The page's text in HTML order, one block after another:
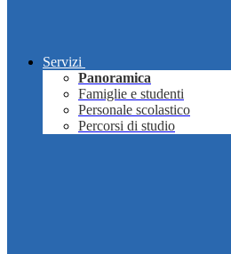
Servizi
Panoramica
Famiglie e studenti
Personale scolastico
Percorsi di studio